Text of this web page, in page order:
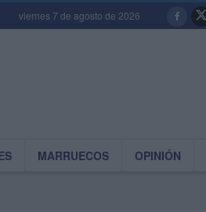
viernes 7 de agosto de 2026
MARRUECOS OPINIÓN